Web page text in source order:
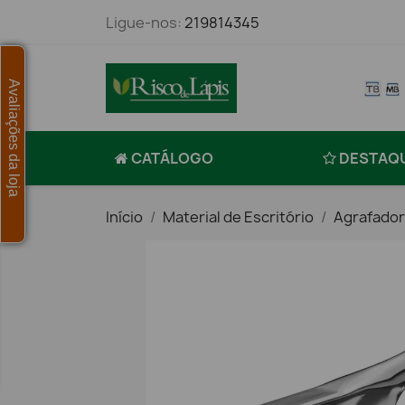
Ligue-nos: 219814345
CATÁLOGO
Início Material de Escritório
Avaliações da loja